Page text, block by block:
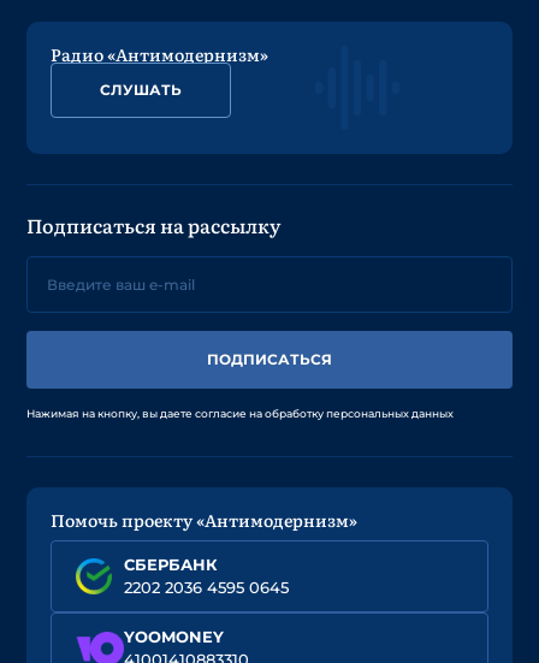
Радио «Антимодернизм»
СЛУШАТЬ
Подписаться на рассылку
ПОДПИСАТЬСЯ
Нажимая на кнопку, вы даете согласие на обработку персональных данных
Помочь проекту «Антимодернизм»
СБЕРБАНК
2202 2036 4595 0645
YOOMONEY